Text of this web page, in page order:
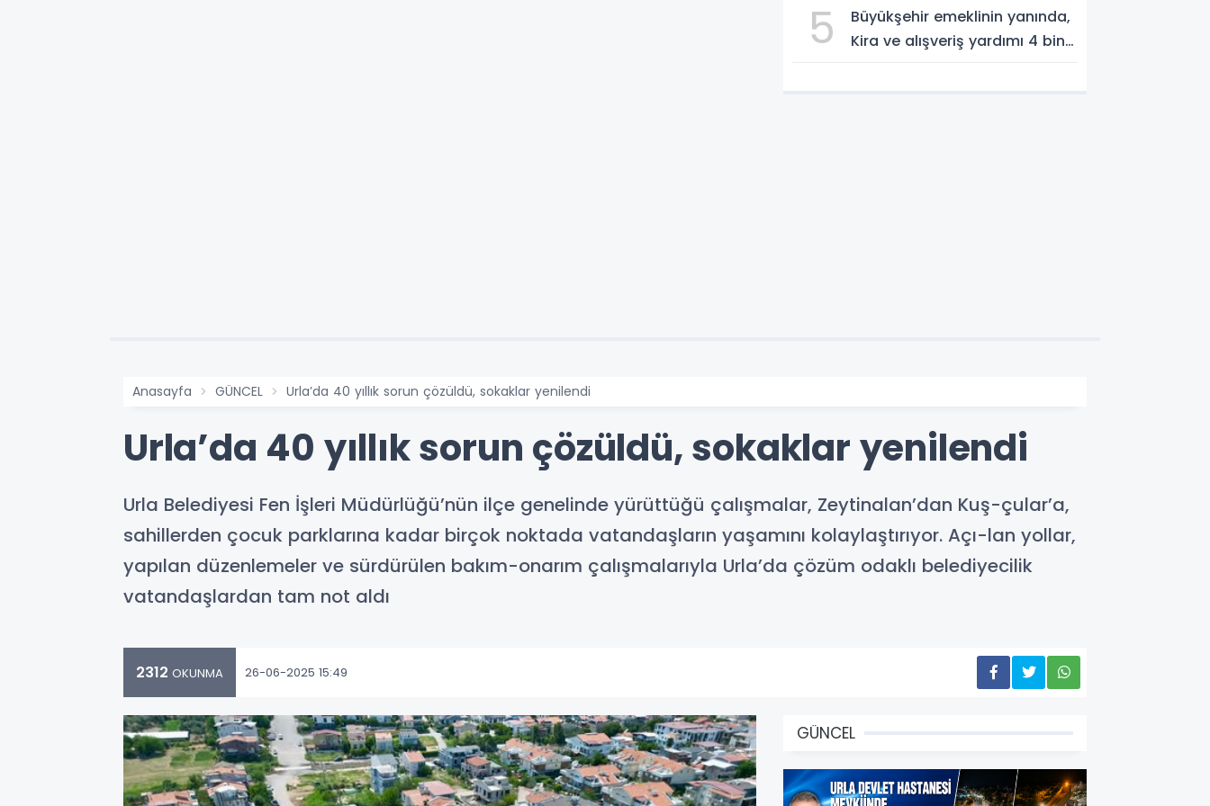
5
Büyükşehir emeklinin yanında,
Kira ve alışveriş yardımı 4 bin
Anasayfa GÜNCEL Urla’da 40 yıllık sorun çözüldü, sokaklar yenilendi
Urla’da 40 yıllık sorun çözüldü, sokaklar yenilendi
Urla Belediyesi Fen İşleri Müdürlüğü’nün ilçe genelinde yürüttüğü çalışmalar, Zeytinalan’dan Kuş-çular’a,
sahillerden çocuk parklarına kadar birçok noktada vatandaşların yaşamını kolaylaştırıyor. Açı-lan yollar,
yapılan düzenlemeler ve sürdürülen bakım-onarım çalışmalarıyla Urla’da çözüm odaklı belediyecilik
vatandaşlardan tam not aldı
2312 OKUNMA 26-06-2025 15:49
GÜNCEL